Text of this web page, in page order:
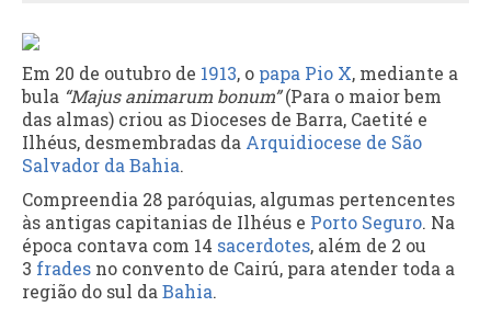
Em 20 de outubro de 1913, o papa Pio X, mediante a
bula “Majus animarum bonum”(Para o maior bem
das almas) criou as Dioceses de Barra, Caetité e
Ilhéus, desmembradas da Arquidiocese de São
Salvador da Bahia.
Compreendia 28 paróquias, algumas pertencentes
às antigas capitanias de Ilhéus e Porto Seguro. Na
época contava com 14 sacerdotes, além de 2 ou
3 frades no convento de Cairú, para atender toda a
região do sul da Bahia.